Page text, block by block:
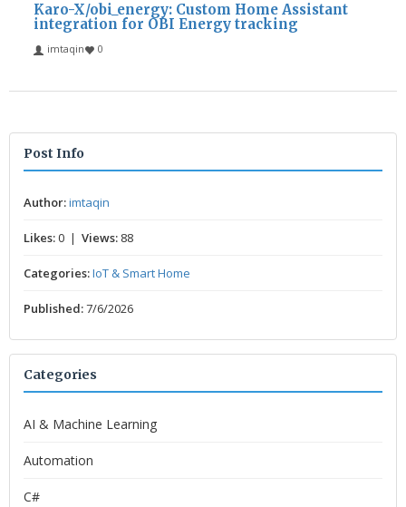
Karo-X/obi_energy: Custom Home Assistant
integration for OBI Energy tracking
imtaqin 0
Post Info
Author:imtaqin
Likes:0 | Views: 88
Categories:IoT & Smart Home
Published:7/6/2026
Categories
AI & Machine Learning
Automation
C#